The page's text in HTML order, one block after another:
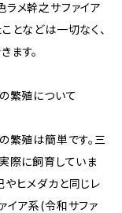
ラメ幹之サファイア
となどは一切なく、
ます。
繁殖について
繁殖は簡単です。三
際に飼育していま
やヒメダカと同じレ
イア系(令和サファ